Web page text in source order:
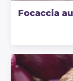
Focaccia